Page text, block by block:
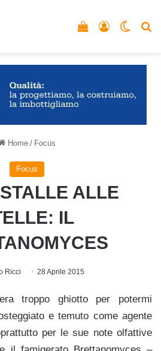
Accedi
Vedi il carrello
Home / Focus
Focus
ALLE
IL
Ricci 28 Aprile 2015
troppo ghiotto per potermi
e temuto come agente
per le sue note olfattive